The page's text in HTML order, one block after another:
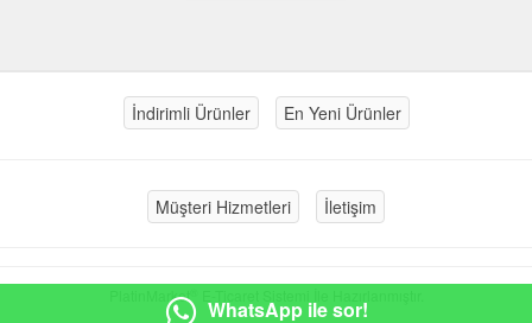
İndirimli Ürünler En Yeni Ürünler
Müşteri Hizmetleri İletişim
PlatinMarket
WhatsApp ile sor!